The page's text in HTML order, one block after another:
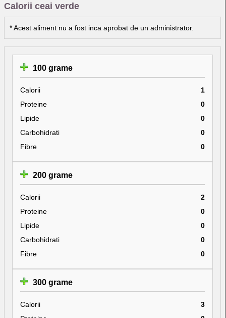
Calorii ceai verde
* Acest aliment nu a fost inca aprobat de un administrator.
100 grame
Calorii
1
Proteine
0
Lipide
0
Carbohidrati
0
Fibre
0
200 grame
Calorii
2
Proteine
0
Lipide
0
Carbohidrati
0
Fibre
0
300 grame
Calorii
3